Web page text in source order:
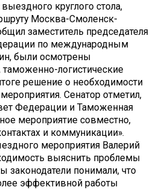
круглого стола,
Москва-Смоленск-
заместитель председателя
по международным
были осмотрены
логистические
решение о необходимости
Сенатор отметил,
Федерации и Таможенная
мероприятие совместно,
и коммуникации».
мероприятия Валерий
выяснить проблемы
законодатели понимали, что
эффективной работы